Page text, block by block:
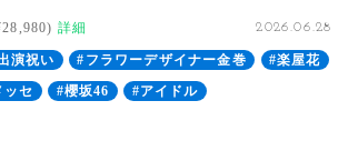
詳細 2026.06.28
演祝い #フラワーデザイナー金巻
#楽屋花
ッセ #櫻坂46
#アイドル